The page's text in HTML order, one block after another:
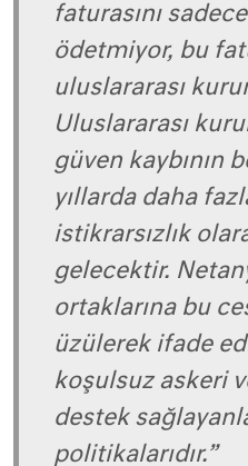
faturasını
ödetmiyor, bu
uluslararası
Uluslararası
güven kaybının
yıllarda daha
istikrarsızlık
gelecektir.
ortaklarına bu
üzülerek ifade
koşulsuz askeri
destek
politikalarıdır.”